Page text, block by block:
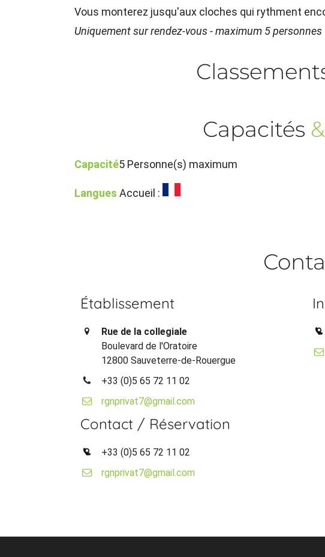
Vous monterez jusqu'aux cloches qui rythment
Uniquement sur rendez-vous - maximum 5 personnes
Capacités &
Capacité5 Personne(s) maximum
Langues Accueil :
Établissement
Rue de la collegiale
Boulevard de l'Oratoire
12800 Sauveterre-de-Rouergue
+33 (0)5 65 72 11 02
rgnprivat7@gmail.com
Contact / Réservation
+33 (0)5 65 72 11 02
rgnprivat7@gmail.com